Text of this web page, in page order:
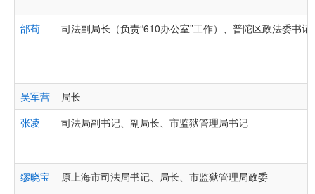
邰荀 司法副局长（负责“610办公室”工作）、普陀区政法委书
吴军营
局长
张凌
司法局副书记、副局长、市监狱管理局书记
缪晓宝 原上海市司法局书记、局长、市监狱管理局政委